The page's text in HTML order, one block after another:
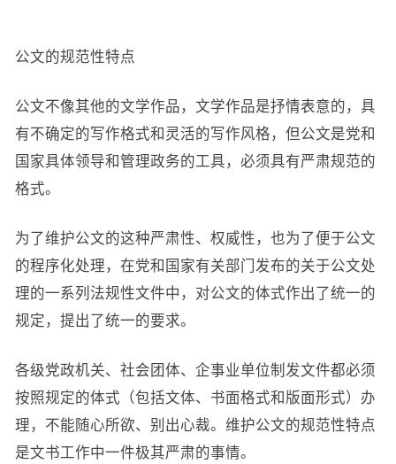
公文的规范性特点
公文不像其他的文学作品，文学作品是抒情表意的，具
有不确定的写作格式和灵活的写作风格，但公文是党和
国家具体领导和管理政务的工具，必须具有严肃规范的
格式。
为了维护公文的这种严肃性、权威性，也为了便于公文
的程序化处理，在党和国家有关部门发布的关于公文处
理的一系列法规性文件中，对公文的体式作出了统一的
规定，提出了统一的要求。
各级党政机关、社会团体、企事业单位制发文件都必须
按照规定的体式（包括文体、书面格式和版面形式）办
理，不能随心所欲、别出心裁。维护公文的规范性特点
是文书工作中一件极其严肃的事情。